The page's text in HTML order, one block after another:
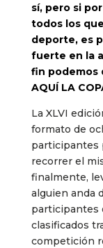
sí, pero si
todos los
deporte, es
fuerte en la
fin podemos
AQUÍ LA
La XLVI
formato de
participantes
recorrer el
finalmente,
alguien anda
participantes
clasificados
competición